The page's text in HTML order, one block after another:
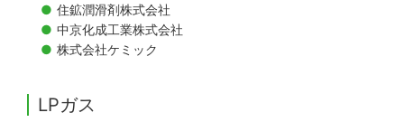
住鉱潤滑剤株式会社
中京化成工業株式会社
株式会社ケミック
LPガス